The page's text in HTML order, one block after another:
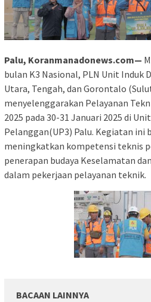
Palu, Koranmanadonews.com—
bulan K3 Nasional, PLN Unit Induk
Utara, Tengah, dan Gorontalo
menyelenggarakan Pelayanan
2025 pada 30-31 Januari 2025 di
Pelanggan(UP3) Palu. Kegiatan ini
meningkatkan kompetensi teknis
penerapan budaya Keselamatan
dalam pekerjaan pelayanan teknik.
BACAAN LAINNYA